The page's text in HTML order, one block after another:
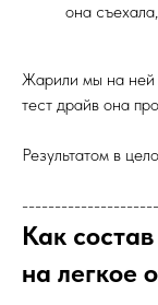
она
Жарили мы на ней
тест драйв она
Результатом в
Как
на легкое